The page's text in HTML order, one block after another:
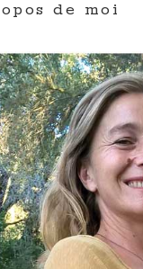
de moi